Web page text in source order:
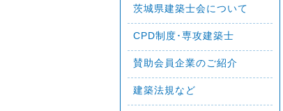
茨城県建築士会について
CPD制度･専攻建築士
賛助会員企業のご紹介
建築法規など